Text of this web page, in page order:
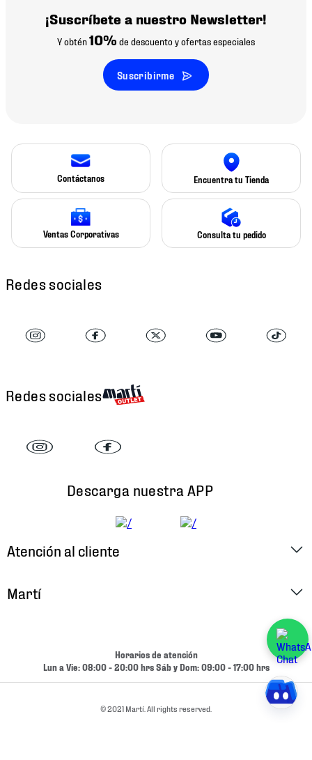
¡Suscríbete a nuestro Newsletter!
Y obtén10% de descuento y ofertas especiales
Suscribirme
Contáctanos Encuentra tu Tienda
Ventas Corporativas Consulta tu pedido
Redes sociales
Redes sociales
Descarga nuestra APP
Atención al cliente
Cambios y Devoluciones
Martí
Términos y Condiciones
Horarios de atención
Lun a Vie: 08:00 - 20:00 hrs Sáb y Dom: 09:00 - 17:00 hrs
© 2021 Martí. All rights reserved.